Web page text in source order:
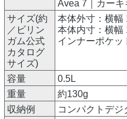
Avea 7｜カー
サイズ(約
／ビリン
ガム公式
カタログ
サイズ)
本体外寸：横幅
本体内寸：横幅
インナーポケッ
容量
0.5L
重量
約130g
収納例
コンパクトデジ